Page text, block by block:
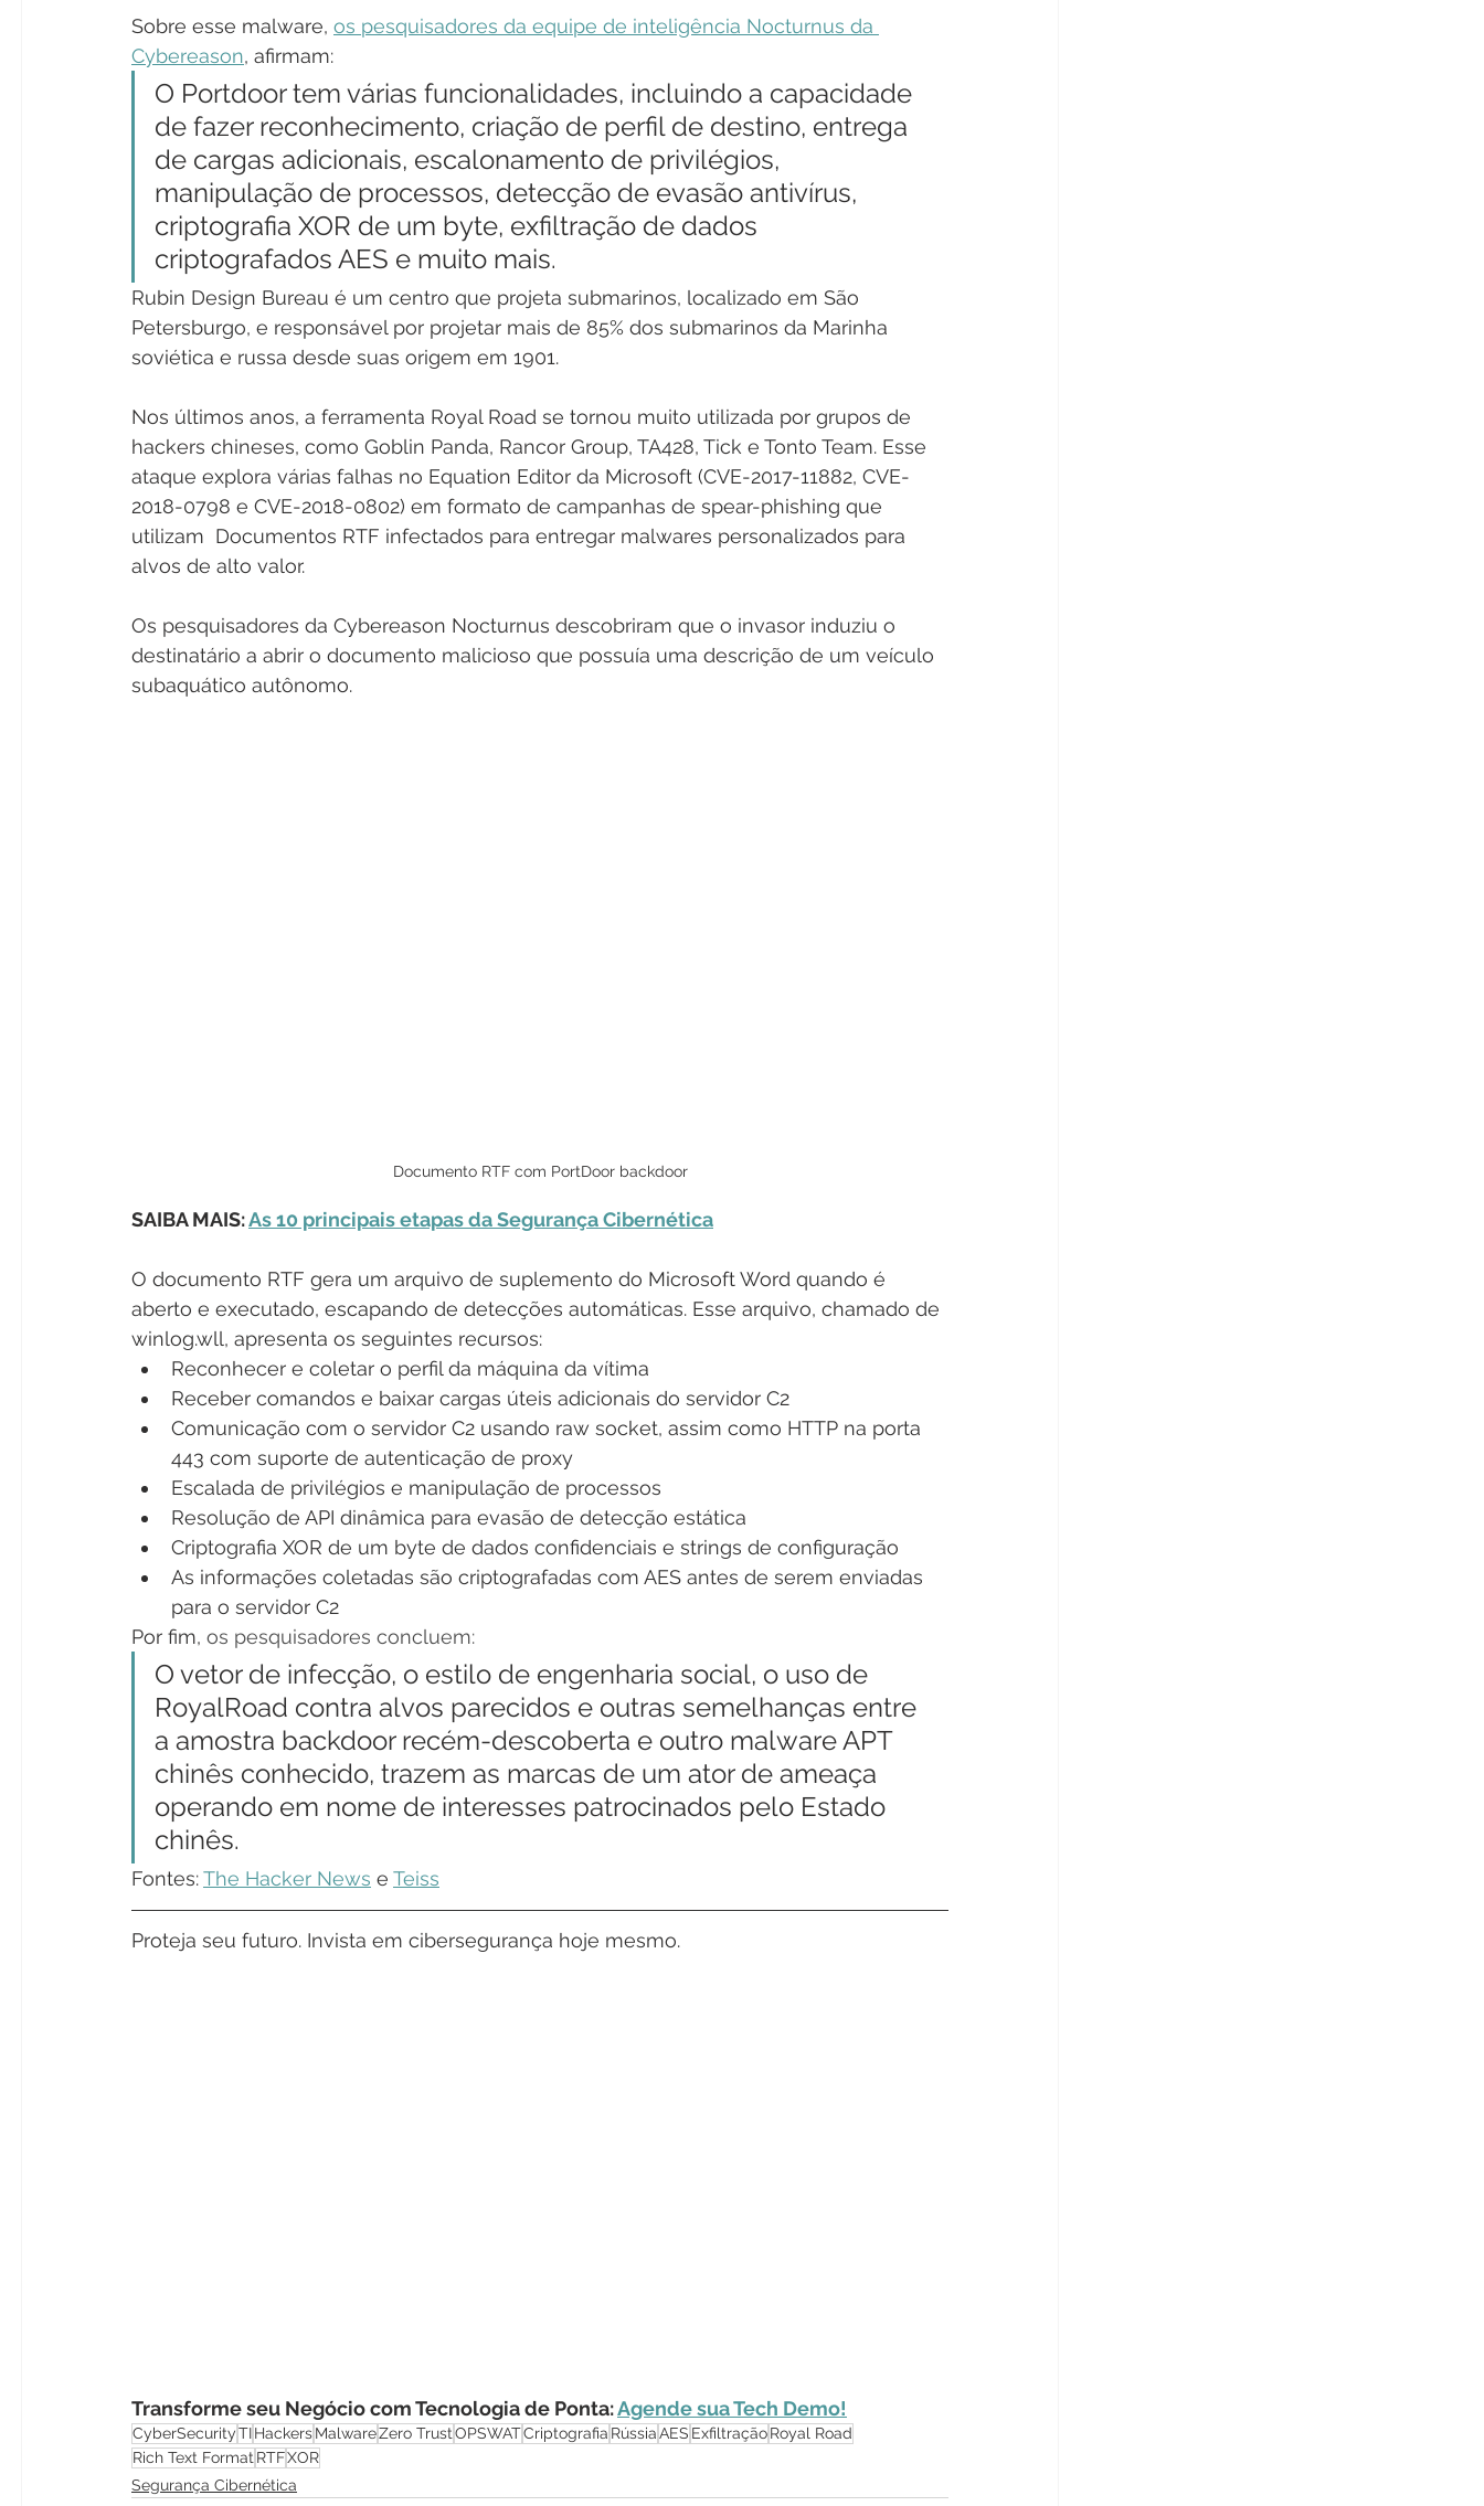
Sobre esse malware, os pesquisadores da equipe de inteligência Nocturnus da
Cybereason, afirmam:
O Portdoor tem várias funcionalidades, incluindo a capacidade
de fazer reconhecimento, criação de perfil de destino, entrega
de cargas adicionais, escalonamento de privilégios,
manipulação de processos, detecção de evasão antivírus,
criptografia XOR de um byte, exfiltração de dados
criptografados AES e muito mais.
Rubin Design Bureau é um centro que projeta submarinos, localizado em São
Petersburgo, e responsável por projetar mais de 85% dos submarinos da Marinha
soviética e russa desde suas origem em 1901.
Nos últimos anos, a ferramenta Royal Road se tornou muito utilizada por grupos de
hackers chineses, como Goblin Panda, Rancor Group, TA428, Tick e Tonto Team. Esse
ataque explora várias falhas no Equation Editor da Microsoft (CVE-2017-11882, CVE-
2018-0798 e CVE-2018-0802) em formato de campanhas de spear-phishing que
utilizam  Documentos RTF infectados para entregar malwares personalizados para
alvos de alto valor.
Os pesquisadores da Cybereason Nocturnus descobriram que o invasor induziu o
destinatário a abrir o documento malicioso que possuía uma descrição de um veículo
subaquático autônomo.
Documento RTF com PortDoor backdoor
SAIBA MAIS: As 10 principais etapas da Segurança Cibernética
O documento RTF gera um arquivo de suplemento do Microsoft Word quando é
aberto e executado, escapando de detecções automáticas. Esse arquivo, chamado de
winlog.wll, apresenta os seguintes recursos:
Reconhecer e coletar o perfil da máquina da vítima
Receber comandos e baixar cargas úteis adicionais do servidor C2
Comunicação com o servidor C2 usando raw socket, assim como HTTP na porta
443 com suporte de autenticação de proxy
Escalada de privilégios e manipulação de processos
Resolução de API dinâmica para evasão de detecção estática
Criptografia XOR de um byte de dados confidenciais e strings de configuração
As informações coletadas são criptografadas com AES antes de serem enviadas
para o servidor C2
Por fim, os pesquisadores concluem:
O vetor de infecção, o estilo de engenharia social, o uso de
RoyalRoad contra alvos parecidos e outras semelhanças entre
a amostra backdoor recém-descoberta e outro malware APT
chinês conhecido, trazem as marcas de um ator de ameaça
operando em nome de interesses patrocinados pelo Estado
chinês.
Fontes: The Hacker News e Teiss
Proteja seu futuro. Invista em cibersegurança hoje mesmo.
Transforme seu Negócio com Tecnologia de Ponta: Agende sua Tech Demo!
CyberSecurityTIHackersMalwareZero TrustOPSWATCriptografia RússiaAES ExfiltraçãoRoyal Road
Rich Text Format RTFXOR
Segurança Cibernética